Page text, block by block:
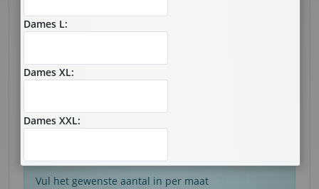
Dames L:
Dames XL:
Dames XXL:
Vul het gewenste aantal in per maat